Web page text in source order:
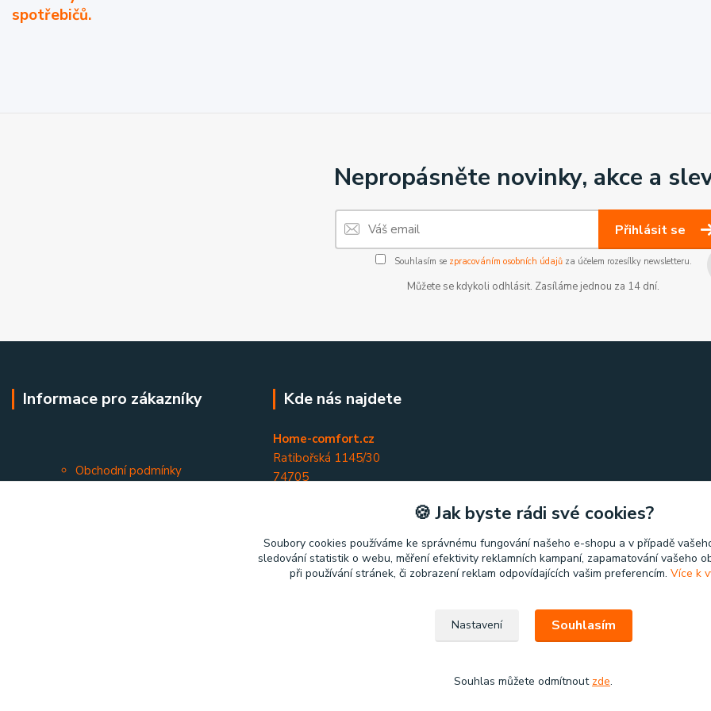
spotřebičů.
Nepropásněte novinky, akce a
Přihlásit se
Souhlasím se zpracováním osobních údajůza účelem rozesílky newsletteru.
Můžete se kdykoli odhlásit. Zasíláme jednou za 14 dní.
Informace pro zákazníky
Obchodní podmínky
Kde nás najdete
Home-comfort.cz
Ratibořská 1145/30
74705
🍪 Jak byste rádi své cookies?
Soubory cookies používáme ke správnému fungování našeho e-shopu a v případě
sledování statistik o webu, měření efektivity reklamních kampaní, zapamatování vašeho
při používání stránek, či zobrazení reklam odpovídajících vašim preferencím. Více k
Nastavení Souhlasím
Souhlas můžete odmítnout zde.